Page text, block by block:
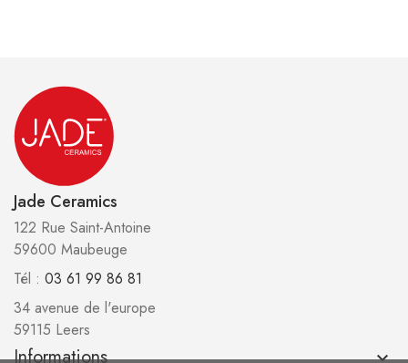
Jade Ceramics
122 Rue Saint-Antoine
59600 Maubeuge
Tél : 03 61 99 86 81
34 avenue de l'europe
59115 Leers
Informations keyboard_arrow_down